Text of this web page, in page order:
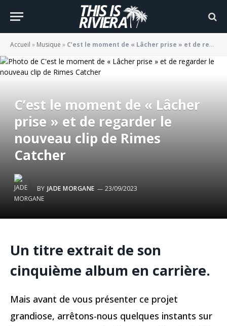
Accueil » Musique » C’est le moment de « Lâcher prise » et de regarder le nouveau clip de Rimes Catcher
C’est le moment de « Lâcher
prise » et de regarder le
nouveau clip de Rimes
Catcher
BY JADE MORGANE 23/09/2023
Un titre extrait de son
cinquième album en carrière.
Mais avant de vous présenter ce projet
grandiose, arrêtons-nous quelques instants sur